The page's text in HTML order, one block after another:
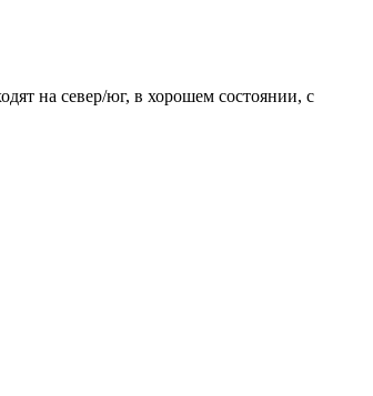
на север/юг, в хорошем состоянии, с